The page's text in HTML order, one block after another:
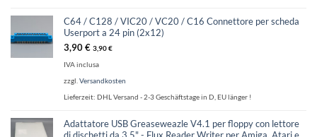
C64 / C128 / VIC20 / VC20 / C16 Connettore per scheda
Userport a 24 pin (2x12)
3,90€ 3,90€
IVA inclusa
zzgl. Versandkosten
Lieferzeit: DHL Versand - 2-3 Geschäftstage in D, EU länger !
Adattatore USB Greaseweazle V4.1 per floppy con lettore